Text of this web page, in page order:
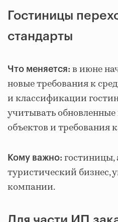
Гостиницы
стандарты
Что меняется: в июне
новые требования к
и классификации
учитывать
объектов и требования
Кому важно: гостиницы,
туристический бизнес,
компании.